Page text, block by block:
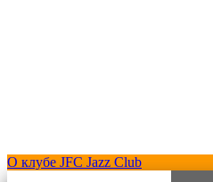
О клубе JFC Jazz Club